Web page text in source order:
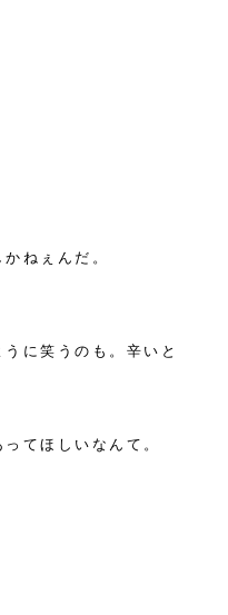
ねぇんだ。
に笑うのも。辛いと
てほしいなんて。